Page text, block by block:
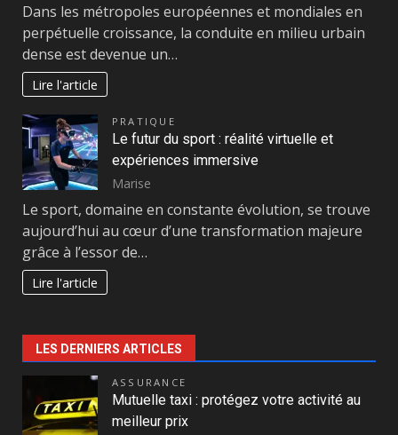
Dans les métropoles européennes et mondiales en
perpétuelle croissance, la conduite en milieu urbain
dense est devenue un…
Lire l'article
PRATIQUE
Le futur du sport : réalité virtuelle et
expériences immersive
Marise
Le sport, domaine en constante évolution, se trouve
aujourd’hui au cœur d’une transformation majeure
grâce à l’essor de…
Lire l'article
LES DERNIERS ARTICLES
ASSURANCE
Mutuelle taxi : protégez votre activité au
meilleur prix